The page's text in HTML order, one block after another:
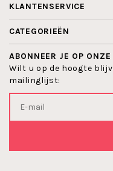
KLANTENSERVICE
CATEGORIEËN
ABONNEER JE OP
Wilt u op de hoogte
mailinglijst: